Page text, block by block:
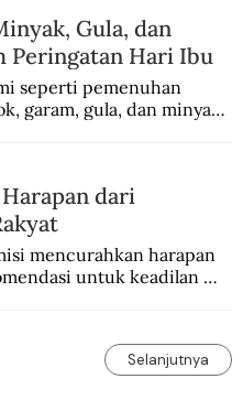
Gula, dan
Peringatan Hari Ibu
seperti pemenuhan
garam, gula, dan minyak
dari
mencurahkan harapan
untuk keadilan
Selanjutnya